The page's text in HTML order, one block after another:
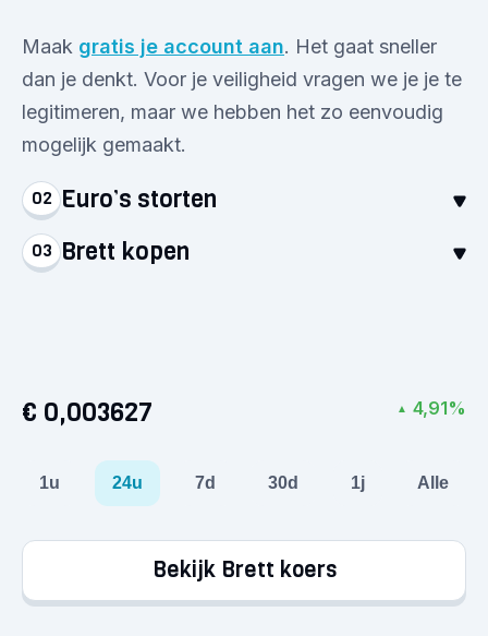
Maak gratis je account aan. Het gaat sneller
dan je denkt. Voor je veiligheid vragen we je je te
legitimeren, maar we hebben het zo eenvoudig
mogelijk gemaakt.
02 Euro’s storten
Stort euro’s via een betaalmethode naar keuze.
03 Brett kopen
€ 0,003627 ▲ 4,91%
1u 24u 7d 30d 1j Alle
Bekijk Brett koers